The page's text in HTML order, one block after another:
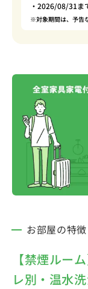
・2026/08/31ま
※対象期間は、予告
お部屋の特徴
【禁煙ルー
レ別・温水